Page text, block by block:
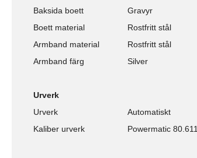
Baksida boett
Gravyr
Boett material
Rostfritt stål
Armband material
Rostfritt stål
Armband färg
Silver
Urverk
Urverk
Automatiskt
Kaliber urverk
Powermatic 80.611